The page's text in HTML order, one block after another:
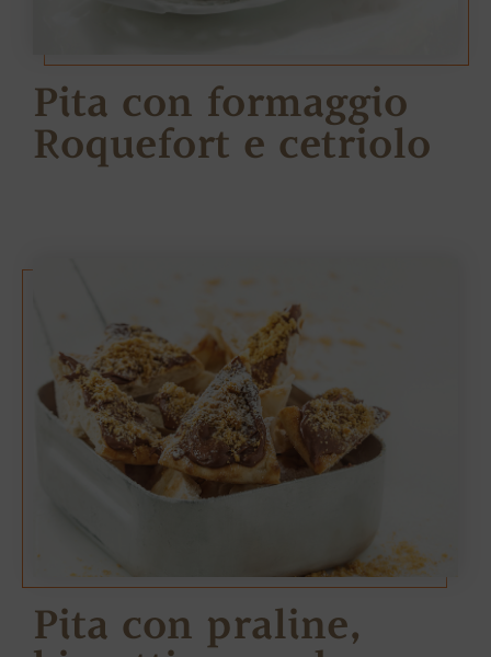
Pita con formaggio
Roquefort e cetriolo
Pita con praline,